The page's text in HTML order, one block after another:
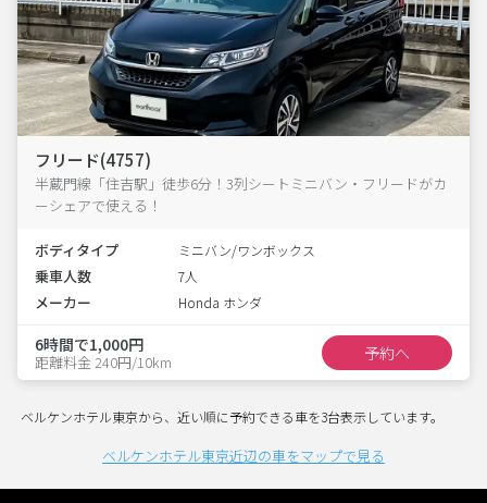
フリード(4757)
半蔵門線「住吉駅」徒歩6分！3列シートミニバン・フリードがカ
ーシェアで使える！
ボディタイプ ミニバン/ワンボックス
乗車人数 7人
メーカー Honda ホンダ
6時間で1,000円
距離料金 240円/10km 予約へ
ベルケンホテル東京から、近い順に予約できる車を3台表示しています。
ベルケンホテル東京近辺の車をマップで見る